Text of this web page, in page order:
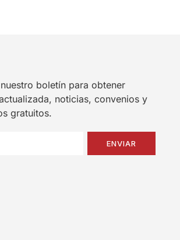
boletín para obtener
noticias, convenios y
gratuitos.
ENVIAR